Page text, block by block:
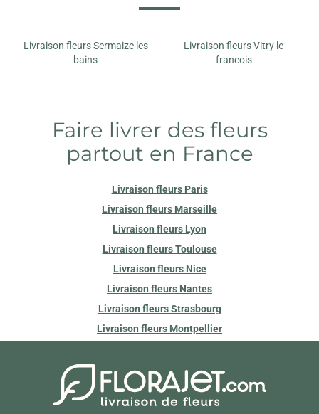
Livraison fleurs Sermaize les
bains
Livraison fleurs Vitry le
francois
Faire livrer des fleurs
partout en France
Livraison fleurs Paris
Livraison fleurs Marseille
Livraison fleurs Lyon
Livraison fleurs Toulouse
Livraison fleurs Nice
Livraison fleurs Nantes
Livraison fleurs Strasbourg
Livraison fleurs Montpellier